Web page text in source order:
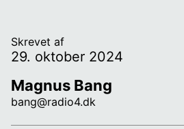
Skrevet af
29. oktober 2024
Magnus Bang
bang@radio4.dk